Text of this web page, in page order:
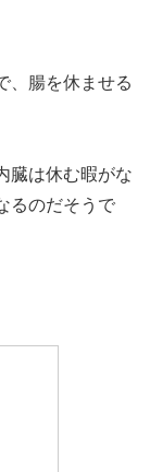
、腸を休ませる
臓は休む暇がな
るのだそうで